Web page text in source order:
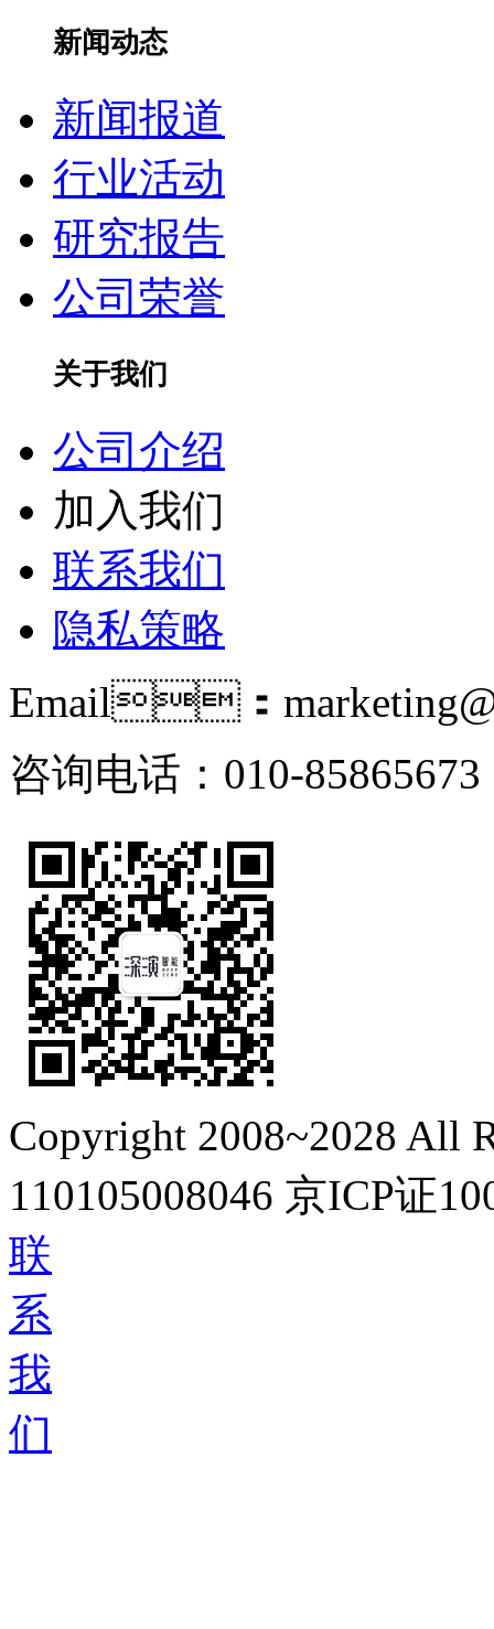
新闻动态
新闻报道
行业活动
研究报告
公司荣誉
关于我们
公司介绍
加入我们
联系我们
隐私策略
Email：
咨询电话：010-85865673
Copyright 2008~2028 All
110105008046 京ICP证
联
系
我
们